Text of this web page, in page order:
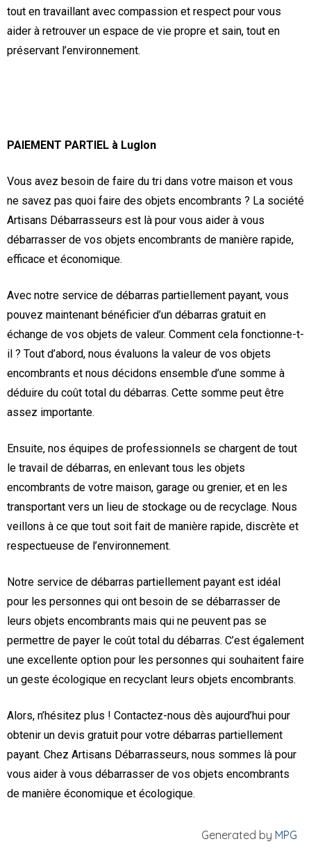
tout en travaillant avec compassion et respect pour vous
aider à retrouver un espace de vie propre et sain, tout en
préservant l’environnement.
PAIEMENT PARTIEL à Luglon
Vous avez besoin de faire du tri dans votre maison et vous
ne savez pas quoi faire des objets encombrants ? La société
Artisans Débarrasseurs est là pour vous aider à vous
débarrasser de vos objets encombrants de manière rapide,
efficace et économique.
Avec notre service de débarras partiellement payant, vous
pouvez maintenant bénéficier d’un débarras gratuit en
échange de vos objets de valeur. Comment cela fonctionne-t-
il ? Tout d’abord, nous évaluons la valeur de vos objets
encombrants et nous décidons ensemble d’une somme à
déduire du coût total du débarras. Cette somme peut être
assez importante.
Ensuite, nos équipes de professionnels se chargent de tout
le travail de débarras, en enlevant tous les objets
encombrants de votre maison, garage ou grenier, et en les
transportant vers un lieu de stockage ou de recyclage. Nous
veillons à ce que tout soit fait de manière rapide, discrète et
respectueuse de l’environnement.
Notre service de débarras partiellement payant est idéal
pour les personnes qui ont besoin de se débarrasser de
leurs objets encombrants mais qui ne peuvent pas se
permettre de payer le coût total du débarras. C’est également
une excellente option pour les personnes qui souhaitent faire
un geste écologique en recyclant leurs objets encombrants.
Alors, n’hésitez plus ! Contactez-nous dès aujourd’hui pour
obtenir un devis gratuit pour votre débarras partiellement
payant. Chez Artisans Débarrasseurs, nous sommes là pour
vous aider à vous débarrasser de vos objets encombrants
de manière économique et écologique.
Generated by MPG